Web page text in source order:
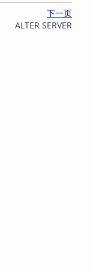
下一页
ALTER SERVER